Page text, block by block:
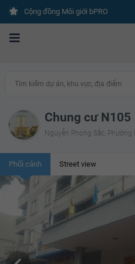
Cộng đồng Môi giới bPRO
Tìm kiếm dự án, khu vực, địa điểm
Chung cư N105
Nguyễn Phong Sắc, Phường
Phối cảnh Street view